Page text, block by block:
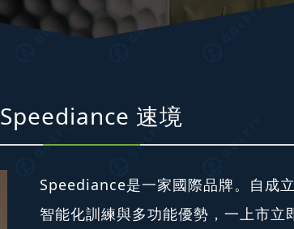
Speediance 速境
Speediance是一家國際品牌。自成
智能化訓練與多功能優勢，一上市立